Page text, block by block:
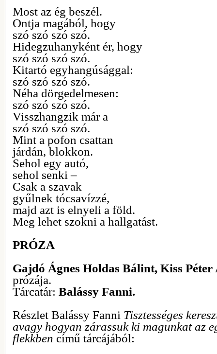
Most az ég beszél.
Ontja magából, hogy
szó szó szó szó.
Hidegzuhanyként ér, hogy
szó szó szó szó.
Kitartó egyhangúsággal:
szó szó szó szó.
Néha dörgedelmesen:
szó szó szó szó.
Visszhangzik már a
szó szó szó szó.
Mint a pofon csattan
járdán, blokkon.
Sehol egy autó,
sehol senki –
Csak a szavak
gyűlnek tócsavízzé,
majd azt is elnyeli a föld.
Meg lehet szokni a hallgatást.
PRÓZA
Gajdó Ágnes Holdas Bálint, Kiss
prózája.
Tárcatár: Balássy Fanni.
Részlet Balássy Fanni Tisztességes
avagy hogyan zárassuk ki magunkat az
flekkben című tárcájából: